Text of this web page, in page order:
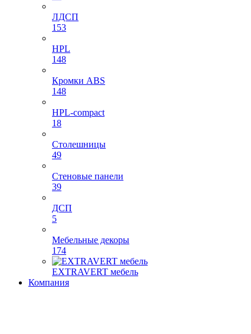
ЛДСП
153
HPL
148
Кромки ABS
148
HPL-compact
18
Столешницы
49
Стеновые панели
39
ДСП
5
Мебельные декоры
174
EXTRAVERT мебель
Компания